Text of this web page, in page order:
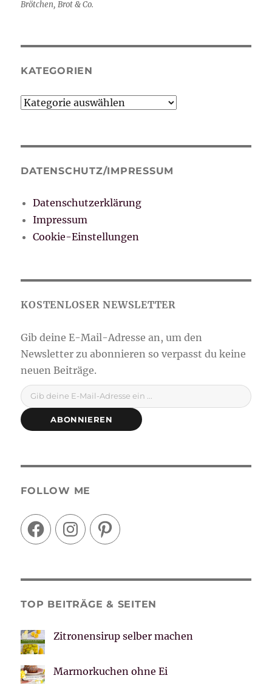
Brötchen, Brot & Co.
KATEGORIEN
Kategorien
DATENSCHUTZ/IMPRESSUM
Datenschutzerklärung
Impressum
Cookie-Einstellungen
Gib deine E-Mail-Adresse ein ...
ABONNIEREN
FOLLOW ME
FacebookInstagramPinterest
TOP BEITRÄGE & SEITEN
Zitronensirup selber machen
Marmorkuchen ohne Ei